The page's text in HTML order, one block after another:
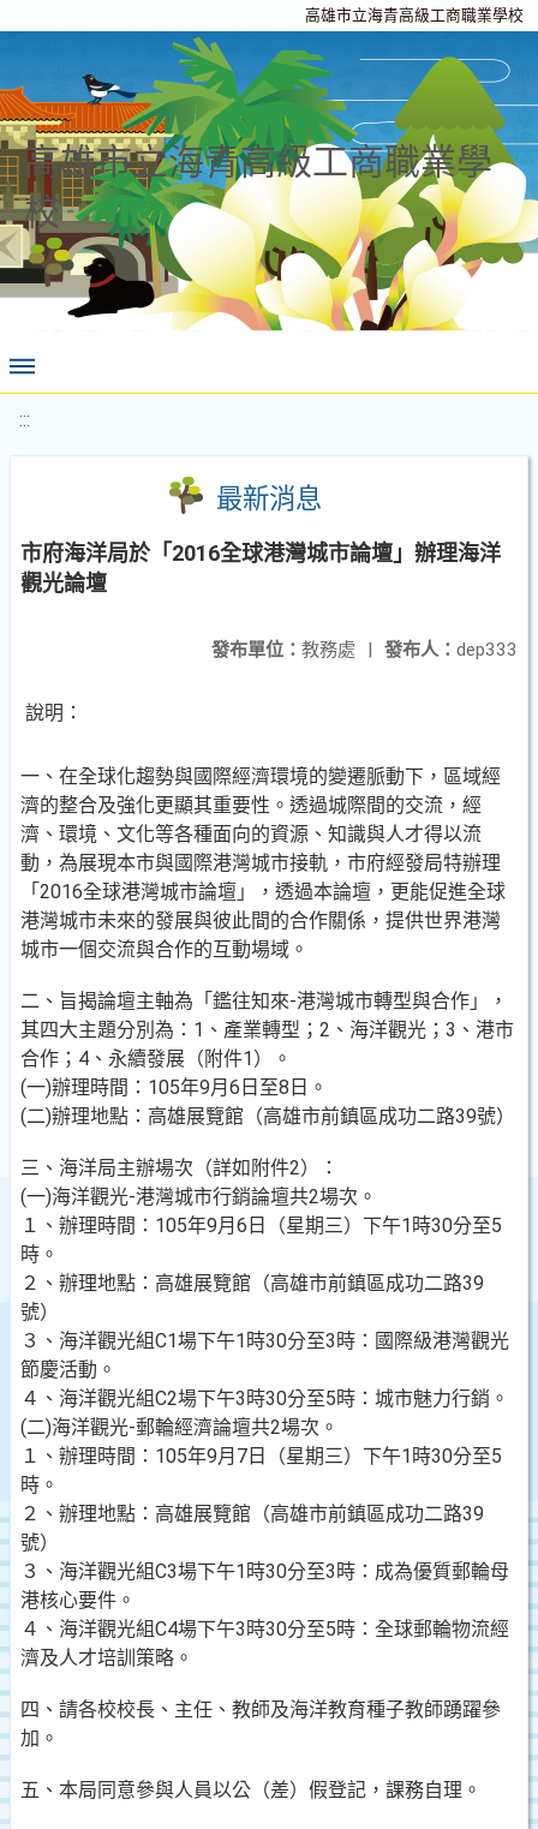
高雄市立海青高級工商職業學校
高雄市立海青高級工商職業學
校
:::
最新消息
市府海洋局於「2016全球港灣城市論壇」辦理海洋
觀光論壇
發布人： dep333
發布單位： 教務處 |
說明：
一、在全球化趨勢與國際經濟環境的變遷脈動下，區域經
濟的整合及強化更顯其重要性。透過城際間的交流，經
濟、環境、文化等各種面向的資源、知識與人才得以流
動，為展現本市與國際港灣城市接軌，市府經發局特辦理
「2016全球港灣城市論壇」，透過本論壇，更能促進全球
港灣城市未來的發展與彼此間的合作關係，提供世界港灣
城市一個交流與合作的互動場域。
二、旨揭論壇主軸為「鑑往知來-港灣城市轉型與合作」，
其四大主題分別為：1、產業轉型；2、海洋觀光；3、港市
合作；4、永續發展（附件1）。
(一)辦理時間：105年9月6日至8日。
(二)辦理地點：高雄展覽館（高雄市前鎮區成功二路39號）
三、海洋局主辦場次（詳如附件2）：
(一)海洋觀光-港灣城市行銷論壇共2場次。
１、辦理時間：105年9月6日（星期三）下午1時30分至5
時。
２、辦理地點：高雄展覽館（高雄市前鎮區成功二路39
號）
３、海洋觀光組C1場下午1時30分至3時：國際級港灣觀光
節慶活動。
４、海洋觀光組C2場下午3時30分至5時：城市魅力行銷。
(二)海洋觀光-郵輪經濟論壇共2場次。
１、辦理時間：105年9月7日（星期三）下午1時30分至5
時。
２、辦理地點：高雄展覽館（高雄市前鎮區成功二路39
號）
３、海洋觀光組C3場下午1時30分至3時：成為優質郵輪母
港核心要件。
４、海洋觀光組C4場下午3時30分至5時：全球郵輪物流經
濟及人才培訓策略。
四、請各校校長、主任、教師及海洋教育種子教師踴躍參
加。
五、本局同意參與人員以公（差）假登記，課務自理。